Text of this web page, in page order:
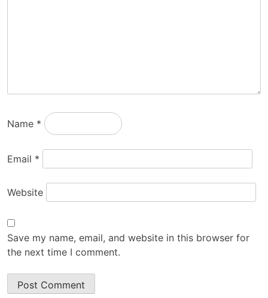
Name *
Email *
Website
Save my name, email, and website in this browser for
the next time I comment.